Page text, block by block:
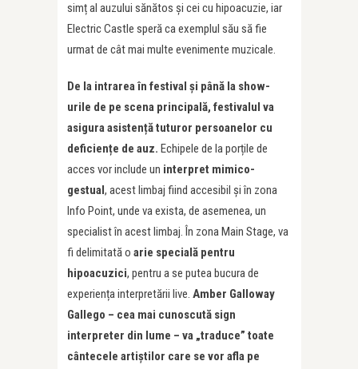
simț al auzului sănătos și cei cu hipoacuzie, iar
Electric Castle speră ca exemplul său să fie
urmat de cât mai multe evenimente muzicale.
De la intrarea în festival și până la show-
urile de pe scena principală, festivalul va
asigura asistență tuturor persoanelor cu
deficiențe de auz. Echipele de la porțile de
acces vor include un interpret mimico-
gestual, acest limbaj fiind accesibil și în zona
Info Point, unde va exista, de asemenea, un
specialist în acest limbaj. În zona Main Stage, va
fi delimitată o arie specială pentru
hipoacuzici, pentru a se putea bucura de
experiența interpretării live. Amber Galloway
Gallego – cea mai cunoscută sign
interpreter din lume – va „traduce” toate
cântecele artiștilor care se vor afla pe